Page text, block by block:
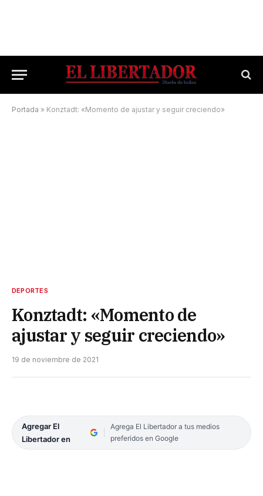
Portada » Konztadt: «Momento de ajustar y seguir creciendo»
DEPORTES
Konztadt: «Momento de
ajustar y seguir creciendo»
19 de noviembre de 2021
Agregar El
Libertador en
Agrega El Libertador a tus medios
preferidos en Google